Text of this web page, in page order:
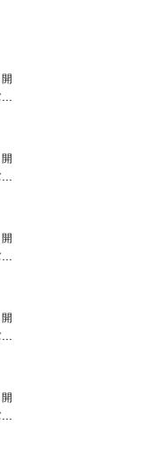
…
…
…
…
…